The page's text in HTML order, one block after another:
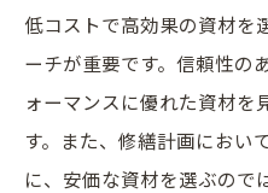
低コストで高効果の資材を
ーチが重要です。信頼性の
ォーマンスに優れた資材を
す。また、修繕計画におい
に、安価な資材を選ぶので